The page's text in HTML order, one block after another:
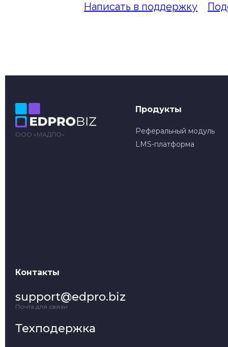
Написать в поддержку
ООО «МАДПО»
Продукты
Реферальный модуль
LMS-платформа
Контакты
support@edpro.biz
Почта для связи
Техподержка